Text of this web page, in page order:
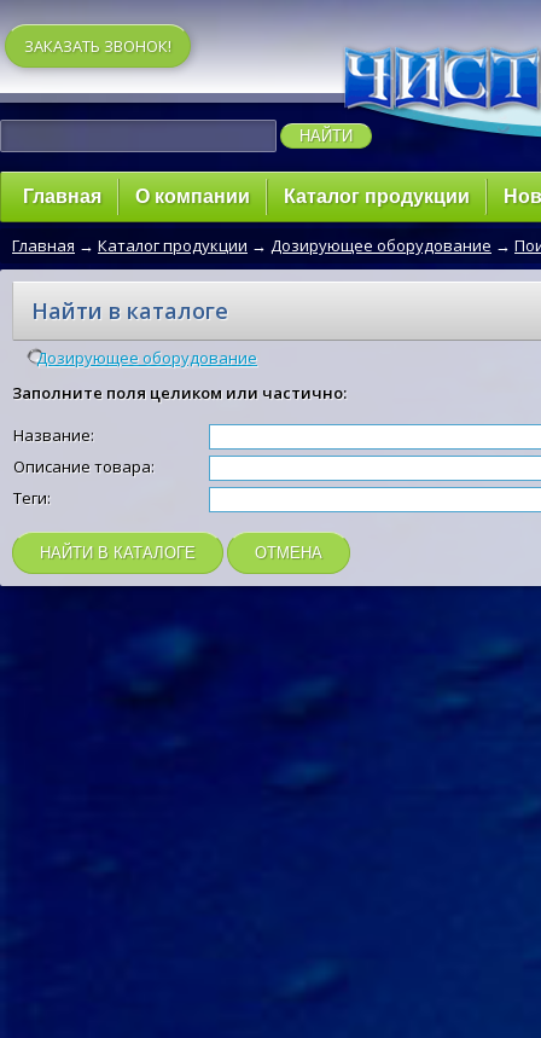
ЗАКАЗАТЬ ЗВОНОК!
Главная О компании Каталог продукции
Главная → Каталог продукции → Дозирующее оборудование →
Найти в каталоге
Дозирующее оборудование
Заполните поля целиком или частично:
Название:
Описание товара:
Теги: